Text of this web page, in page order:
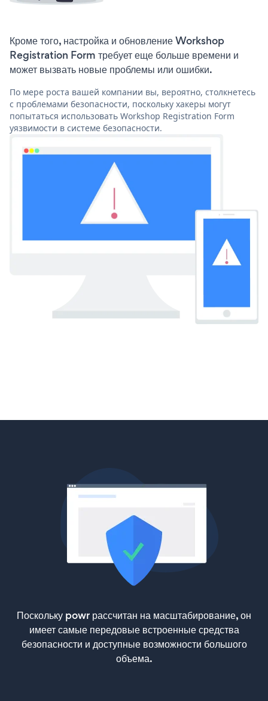
Кроме того, настройка и обновление Workshop
Registration Form требует еще больше времени и
может вызвать новые проблемы или ошибки.
По мере роста вашей компании вы, вероятно, столкнетесь
с проблемами безопасности, поскольку хакеры могут
попытаться использовать Workshop Registration Form
уязвимости в системе безопасности.
Поскольку powr рассчитан на масштабирование, он
имеет самые передовые встроенные средства
безопасности и доступные возможности большого
объема.